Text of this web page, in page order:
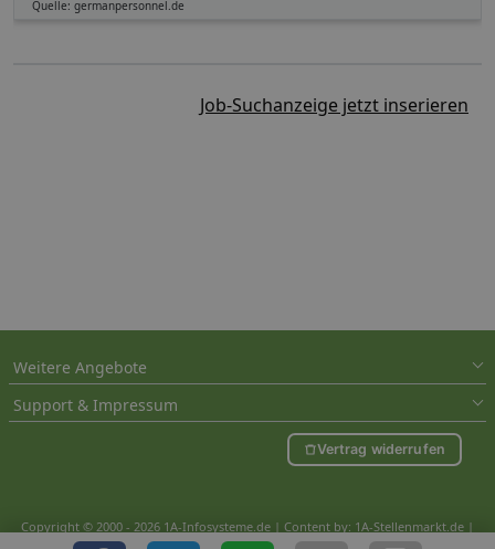
Quelle: germanpersonnel.de
Job-Suchanzeige jetzt inserieren
Weitere Angebote
Support & Impressum
Vertrag widerrufen
Copyright © 2000 - 2026 1A-Infosysteme.de | Content by: 1A-Stellenmarkt.de |
09.08.2026| CFo: nur_Artikel|SEO_anpassung ( 1.232)